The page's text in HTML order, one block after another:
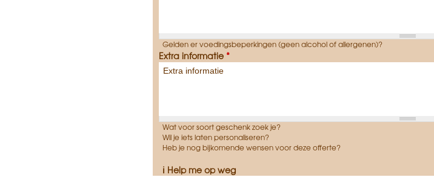
Gelden er voedingsbeperkingen (geen alcohol of allergenen)?
Extra informatie *
Wat voor soort geschenk zoek je?
Wil je iets laten personaliseren?
Heb je nog bijkomende wensen voor deze offerte?
ℹ Help me op weg